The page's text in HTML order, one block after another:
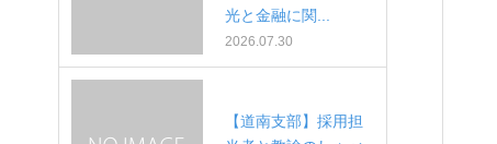
光と金融に関...
2026.07.30
【道南支部】採用担